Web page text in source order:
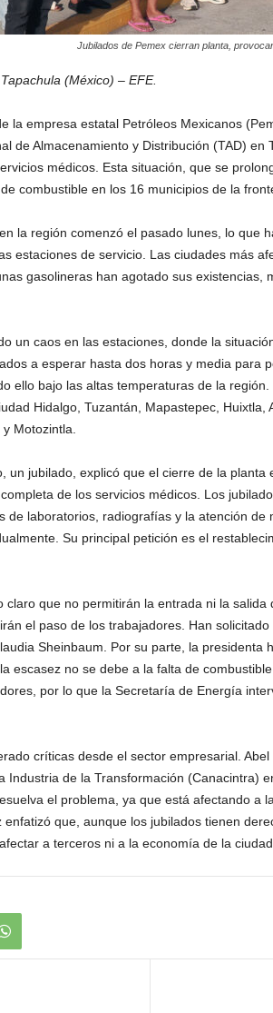
Jubilados de Pemex cierran planta,
(México) – EFE.
la empresa estatal Petróleos Mexicanos
de Almacenamiento y Distribución (TAD) en
médicos. Esta situación, que se
combustible en los 16 municipios de la
la región comenzó el pasado lunes, lo que
estaciones de servicio. Las ciudades más
gasolineras han agotado sus existencias,
un caos en las estaciones, donde la
a esperar hasta dos horas y media para
ello bajo las altas temperaturas de la
Hidalgo, Tuzantán, Mapastepec, Huixtla,
Motozintla.
un jubilado, explicó que el cierre de la planta
de los servicios médicos. Los
de laboratorios, radiografías y la atención de
Su principal petición es el
claro que no permitirán la entrada ni la salida
el paso de los trabajadores. Han
Sheinbaum. Por su parte, la presidenta
escasez no se debe a la falta de
por lo que la Secretaría de Energía
críticas desde el sector empresarial.
Industria de la Transformación (Canacintra)
el problema, ya que está afectando a
que, aunque los jubilados tienen
a terceros ni a la economía de la